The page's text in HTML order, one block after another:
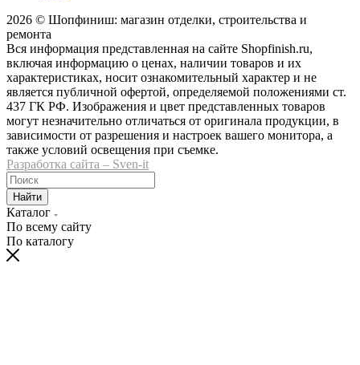
2026 © Шопфиниш: магазин отделки, строительства и
ремонта
Вся информация представленная на сайте Shopfinish.ru,
включая информацию о ценах, наличии товаров и их
характеристиках, носит ознакомительный характер и не
является публичной офертой, определяемой положениями ст.
437 ГК РФ. Изображения и цвет представленных товаров
могут незначительно отличаться от оригинала продукции, в
зависимости от разрешения и настроек вашего монитора, а
также условий освещения при съемке.
Разработка сайта – Sven-it
Найти
Каталог
По всему сайту
По каталогу